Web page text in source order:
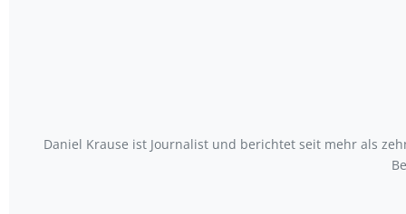
Daniel Krause ist Journalist und berichtet seit mehr als